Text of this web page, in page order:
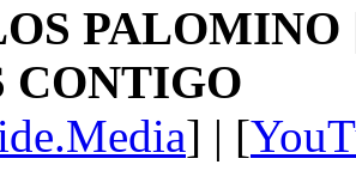
PALOMINO
CONTIGO
] | [